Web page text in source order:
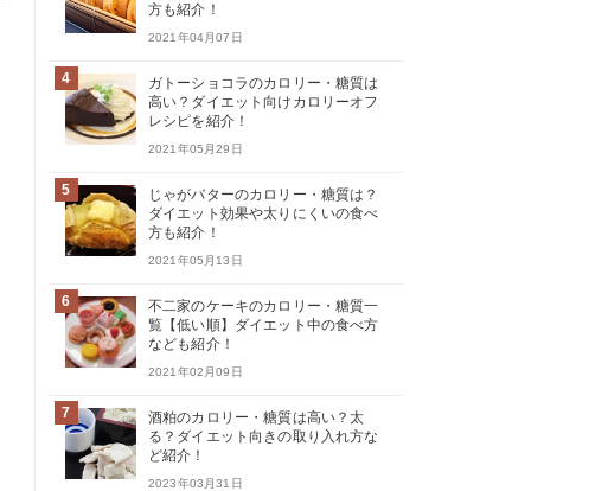
方も紹介！
2021年04月07日
4
ガトーショコラのカロリー・糖質は
高い？ダイエット向けカロリーオフ
レシピを紹介！
2021年05月29日
5
じゃがバターのカロリー・糖質は？
ダイエット効果や太りにくいの食べ
方も紹介！
2021年05月13日
6
不二家のケーキのカロリー・糖質一
覧【低い順】ダイエット中の食べ方
なども紹介！
2021年02月09日
7
酒粕のカロリー・糖質は高い？太
る？ダイエット向きの取り入れ方な
ど紹介！
2023年03月31日